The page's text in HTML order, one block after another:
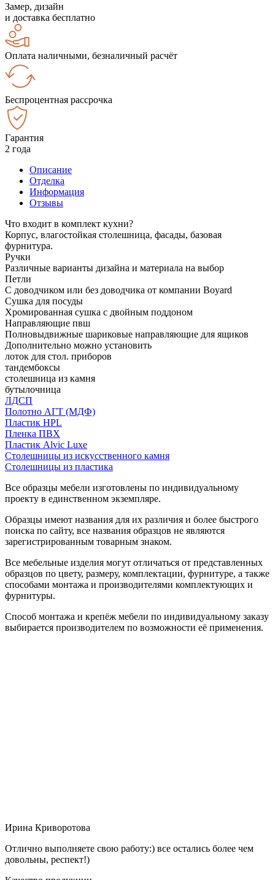
Замер, дизайн
и доставка бесплатно
Оплата наличными, безналичный расчёт
Беспроцентная рассрочка
Гарантия
2 года
Описание
Отделка
Информация
Отзывы
Что входит в комплект кухни?
Корпус, влагостойкая столешница, фасады, базовая
фурнитура.
Ручки
Различные варианты дизайна и материала на выбор
Петли
С доводчиком или без доводчика от компании Boyard
Сушка для посуды
Хромированная сушка с двойным поддоном
Направляющие пвш
Полновыдвижные шариковые направляющие для ящиков
Дополнительно можно установить
лоток для стол. приборов
тандембоксы
столешница из камня
бутылочница
ЛДСП
Полотно АГТ (МДФ)
Пластик HPL
Пленка ПВХ
Пластик Alvic Luxe
Столешницы из искусственного камня
Столешницы из пластика
Все образцы мебели изготовлены по индивидуальному
проекту в единственном экземпляре.
Образцы имеют названия для их различия и более быстрого
поиска по сайту, все названия образцов не являются
зарегистрированным товарным знаком.
Все мебельные изделия могут отличаться от представленных
образцов по цвету, размеру, комплектации, фурнитуре, а также
способами монтажа и производителями комплектующих и
фурнитуры.
Способ монтажа и крепёж мебели по индивидуальному заказу
выбирается производителем по возможности её применения.
Ирина Криворотова
Отлично выполняете свою работу:) все остались более чем
довольны, респект!)